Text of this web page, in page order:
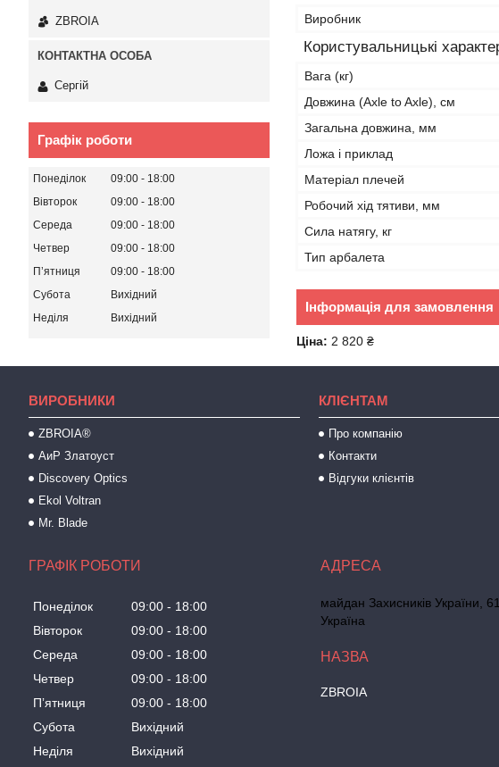
Виробник
Користувальницькі
Вага (кг)
Довжина (Axle to Axle), см
Загальна довжина, мм
Ложа і приклад
Матеріал плечей
Робочий хід тятиви, мм
Сила натягу, кг
Тип арбалета
Інформація для замовлення
Ціна: 2 820 ₴
ZBROIA
Сергій
Графік роботи
Понеділок 09:00
18:00
Вівторок
09:00
18:00
Середа
09:00
18:00
Четвер
09:00
18:00
Пʼятниця
09:00
18:00
Субота
Вихідний
Неділя
Вихідний
ВИРОБНИКИ
ZBROIA®
АиР Златоуст
Discovery Optics
Ekol Voltran
Mr. Blade
КЛІЄНТАМ
Про компанію
Контакти
Відгуки клієнтів
ГРАФІК РОБОТИ
Понеділок 09:00
18:00
Вівторок
09:00
18:00
Середа
09:00
18:00
Четвер
09:00
18:00
Пʼятниця
09:00
18:00
Субота
Вихідний
Неділя
Вихідний
майдан Захисників України,
Україна
ZBROIA